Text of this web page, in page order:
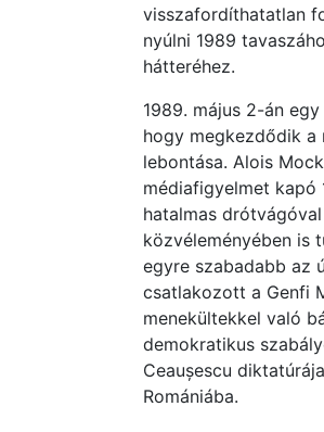
visszafordíthatatlan
nyúlni 1989
hátteréhez.
1989. május 2-án
hogy megkezdődik a
lebontása. Alois
médiafigyelmet kapó
hatalmas
közvéleményében is
egyre szabadabb az
csatlakozott a Genfi
menekültekkel való
demokratikus
Ceaușescu
Romániába.